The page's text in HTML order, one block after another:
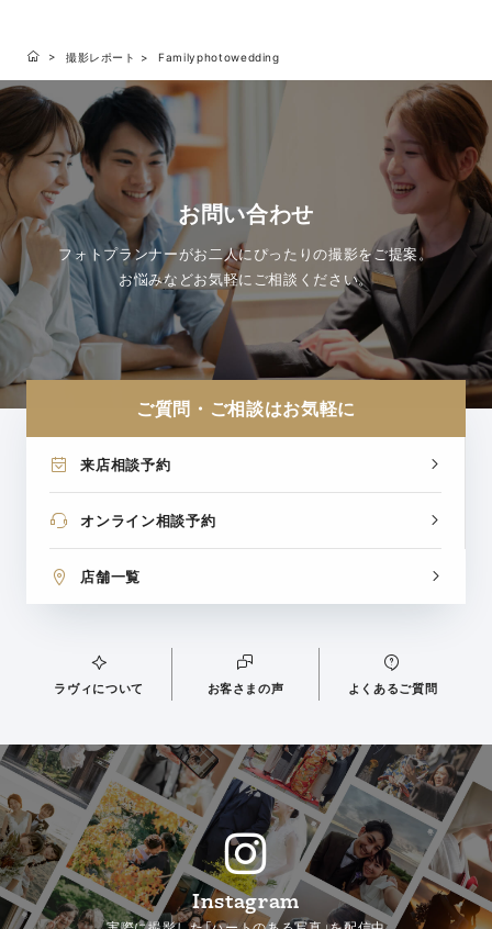
撮影レポート Familyphotowedding
お問い合わせ
フォトプランナーがお二人にぴったりの撮影をご提案。
お悩みなどお気軽にご相談ください。
ご質問・ご相談はお気軽に
来店相談予約
オンライン相談予約
店舗一覧
ラヴィについて お客さまの声 よくあるご質問
Instagram